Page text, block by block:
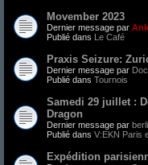
Movember 2023
Dernier message par
Publié dans Le Café
Praxis Seizure:
Dernier message par
Publié dans Tournois
Samedi 29 juillet :
Dragon
Dernier message par
Publié dans V:EKN Paris
Expédition